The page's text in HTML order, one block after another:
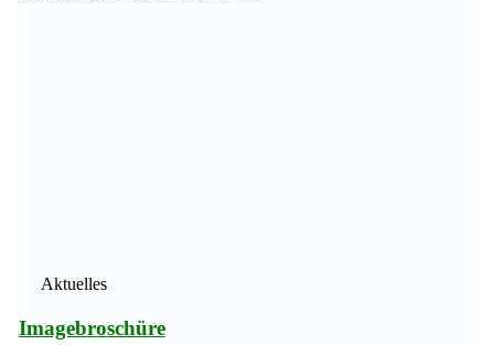
Aktuelles
Imagebroschüre